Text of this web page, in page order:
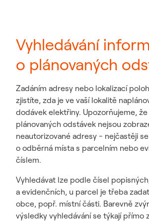
Vyhledávání
o plánovaných
Zadáním adresy nebo lokalizací
zjistíte, zda je ve vaší lokalitě
dodávek elektřiny. Upozorňujeme,
plánovaných odstávek nejsou
neautorizované adresy - nejčastěji
o odběrná místa s parcelním nebo
číslem.
Vyhledávat lze podle čísel
a evidenčních, u parcel je třeba
obce, popř. místní části. Barevně
výsledky vyhledávání se týkají přímo